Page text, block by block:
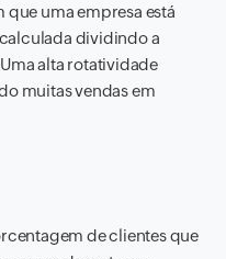
uma empresa está
dividindo a
alta rotatividade
muitas vendas em
de clientes que